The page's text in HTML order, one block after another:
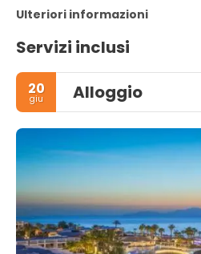
Ulteriori informazioni
Servizi inclusi
20
giu Alloggio